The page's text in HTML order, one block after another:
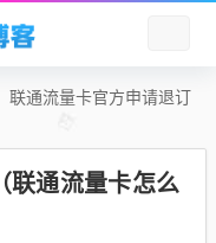
联通流量卡官方申请退订
联通流量卡怎么